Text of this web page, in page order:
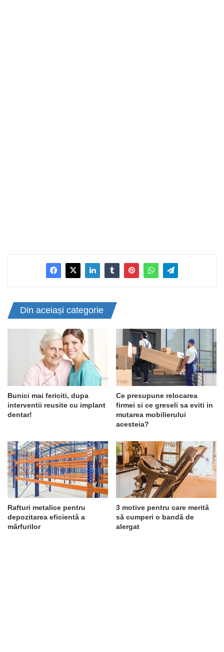
Din aceiași categorie
Bunici mai fericiti, dupa
interventii reusite cu implant
dentar!
Ce presupune relocarea
firmei si ce greseli sa eviti in
mutarea mobilierului
acesteia?
Rafturi metalice pentru
depozitarea eficientă a
mărfurilor
3 motive pentru care merită
să cumperi o bandă de
alergat